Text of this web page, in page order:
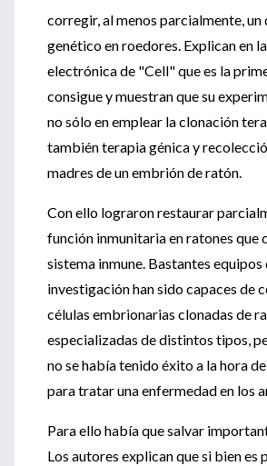
corregir, al menos parcialmente,
genético en roedores. Explican en
electrónica de "Cell" que es la
consigue y muestran que su
no sólo en emplear la clonación
también terapia génica y
madres de un embrión de ratón.
Con ello lograron restaurar
función inmunitaria en ratones que
sistema inmune. Bastantes equipos
investigación han sido capaces de
células embrionarias clonadas de
especializadas de distintos tipos,
no se había tenido éxito a la hora
para tratar una enfermedad en los
Para ello había que salvar
Los autores explican que si bien es